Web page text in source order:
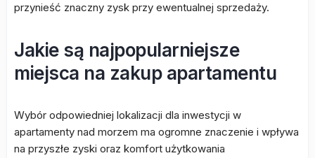
przynieść znaczny zysk przy ewentualnej sprzedaży.
Jakie są najpopularniejsze
miejsca na zakup apartamentu
Wybór odpowiedniej lokalizacji dla inwestycji w
apartamenty nad morzem ma ogromne znaczenie i wpływa
na przyszłe zyski oraz komfort użytkowania